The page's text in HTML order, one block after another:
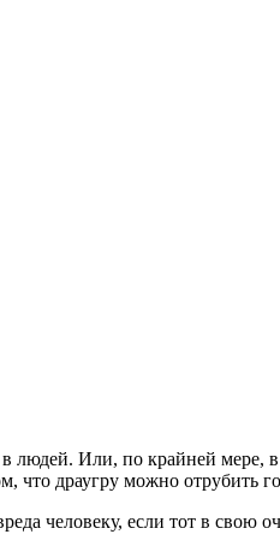
людей. Или, по крайней мере,
драугру можно отрубить
человеку, если тот в свою